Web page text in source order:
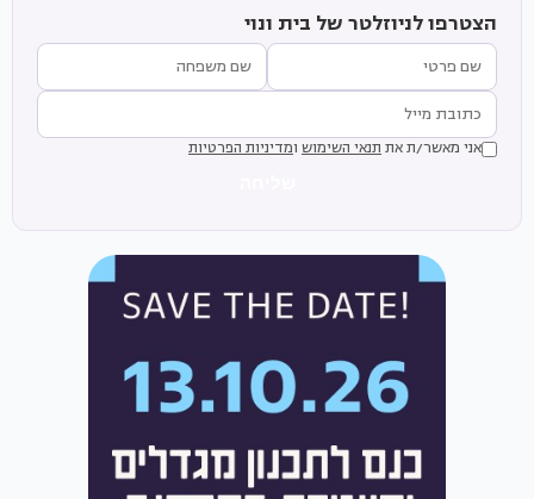
הצטרפו לניוזלטר של בית ונוי
אני מאשר/ת את תנאי השימוש ומדיניות הפרטיות